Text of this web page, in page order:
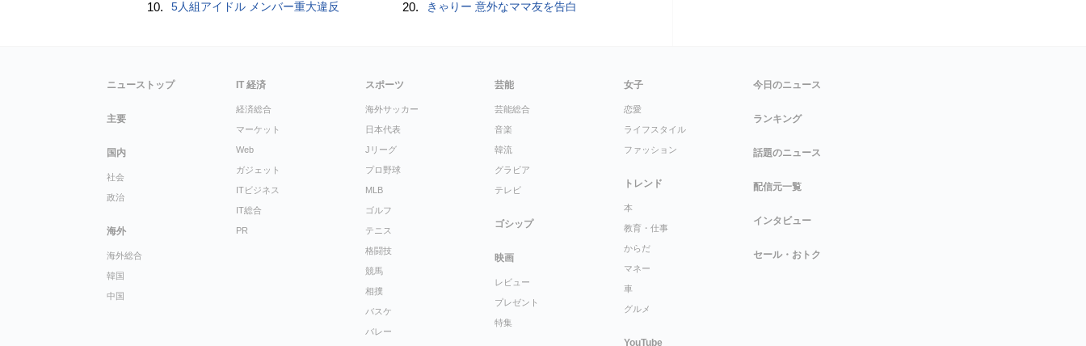
10. 5人組アイドル メンバー重大違反 20. きゃりー 意外なママ友を告白
ニューストップ
主要
国内
社会
政治
海外
海外総合
韓国
中国
IT 経済
経済総合
マーケット
Web
ガジェット
ITビジネス
IT総合
PR
スポーツ
海外サッカー
日本代表
Jリーグ
プロ野球
MLB
ゴルフ
テニス
格闘技
競馬
相撲
バスケ
バレー
芸能
芸能総合
音楽
韓流
グラビア
テレビ
ゴシップ
映画
レビュー
プレゼント
特集
女子
恋愛
ライフスタイル
ファッション
トレンド
本
教育・仕事
からだ
マネー
車
グルメ
YouTube
今日のニュース
ランキング
話題のニュース
配信元一覧
インタビュー
セール・おトク